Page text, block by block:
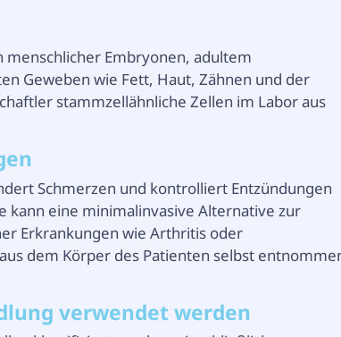
Embryonen, adultem
Geweben wie Fett, Haut, Zähnen und der
stammzellähnliche Zellen im Labor aus
Schmerzen und kontrolliert Entzündungen
kann eine minimalinvasive Alternative zur
Erkrankungen wie Arthritis oder
dem Körper des Patienten selbst
verwendet werden